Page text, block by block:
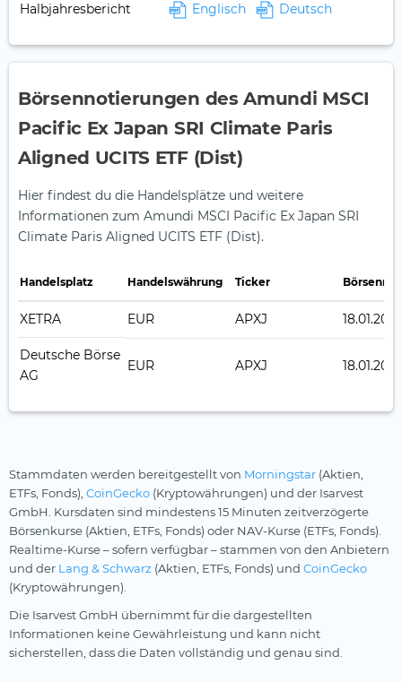
Halbjahresbericht Englisch Deutsch
Börsennotierungen des Amundi MSCI
Pacific Ex Japan SRI Climate Paris
Aligned UCITS ETF (Dist)
Hier findest du die Handelsplätze und weitere
Informationen zum Amundi MSCI Pacific Ex Japan SRI
Climate Paris Aligned UCITS ETF (Dist).
Handelsplatz Handelswährung Ticker
XETRA EUR APXJ 18.01.2022
Deutsche Börse
AG
EUR APXJ 18.01.2022
Stammdaten werden bereitgestellt von Morningstar (Aktien,
ETFs, Fonds), CoinGecko (Kryptowährungen) und der Isarvest
GmbH. Kursdaten sind mindestens 15 Minuten zeitverzögerte
Börsenkurse (Aktien, ETFs, Fonds) oder NAV-Kurse (ETFs, Fonds).
Realtime-Kurse – sofern verfügbar – stammen von den Anbietern
und der Lang & Schwarz (Aktien, ETFs, Fonds) und CoinGecko
(Kryptowährungen).
Die Isarvest GmbH übernimmt für die dargestellten
Informationen keine Gewährleistung und kann nicht
sicherstellen, dass die Daten vollständig und genau sind.